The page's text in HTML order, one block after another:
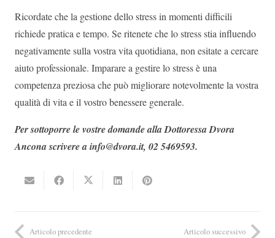
Ricordate che la gestione dello stress in momenti difficili
richiede pratica e tempo. Se ritenete che lo stress stia influendo
negativamente sulla vostra vita quotidiana, non esitate a cercare
aiuto professionale. Imparare a gestire lo stress è una
competenza preziosa che può migliorare notevolmente la vostra
qualità di vita e il vostro benessere generale.
Per sottoporre le vostre domande alla Dottoressa Dvora
Ancona scrivere a info@dvora.it, 02 5469593.
Articolo precedente Articolo successivo